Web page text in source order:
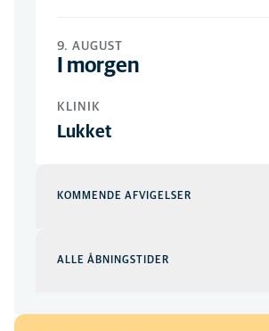
9. AUGUST
I morgen
KLINIK
Lukket
KOMMENDE AFVIGELSER
24 Dec
ALLE ÅBNINGSTIDER